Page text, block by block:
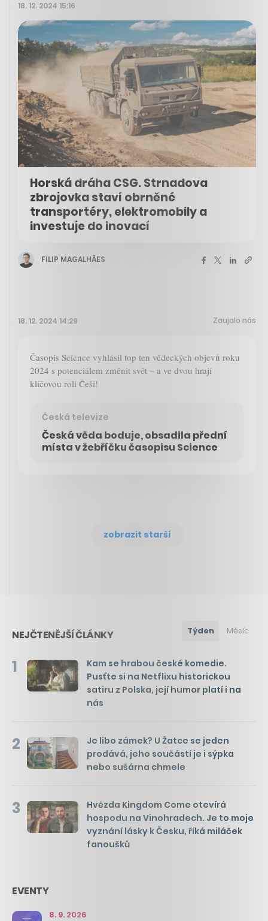
18. 12. 2024 15:16
Horská dráha CSG. Strnadova
zbrojovka staví obrněné
transportéry, elektromobily a
investuje do inovací
FILIP MAGALHÃES
18. 12. 2024 14:29 Zaujalo nás
Časopis Science vyhlásil top ten vědeckých objevů roku
2024 s potenciálem změnit svět – a ve dvou hrají
klíčovou roli Češi!
Česká televize
Česká věda boduje, obsadila přední
místa v žebříčku časopisu Science
zobrazit starší
NEJČTENĚJŠÍ ČLÁNKY Týden Měsíc
1
Kam se hrabou české komedie.
Pusťte si na Netflixu historickou
satiru z Polska, její humor platí i na
nás
2
Je libo zámek? U Žatce se jeden
prodává, jeho součástí je i sýpka
nebo sušárna chmele
3
Hvězda Kingdom Come otevírá
hospodu na Vinohradech. Je to moje
vyznání lásky k Česku, říká miláček
fanoušků
EVENTY
8. 9. 2026